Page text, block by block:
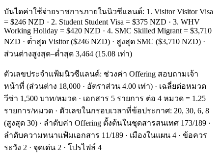
บันไดค่าใช้จ่ายราชการภายในนิวซีแลนด์: 1. Visitor Visitor Visa
= $246 NZD · 2. Student Student Visa = $375 NZD · 3. WHV
Working Holiday = $420 NZD · 4. SMC Skilled Migrant = $3,710
NZD · ต่ำสุด Visitor ($246 NZD) · สูงสุด SMC ($3,710 NZD) ·
ส่วนต่างสูงสุด–ต่ำสุด 3,464 (15.08 เท่า)
ตัวเลขประจำแฟ้มนิวซีแลนด์: ช่วงค่า Offering สอบถามเจ้า
หน้าที่ (ส่วนต่าง 18,000 · อัตราส่วน 4.00 เท่า) · เฉลี่ยต่อหมวด
วีซ่า 1,500 บาท/หมวด · เอกสาร 5 รายการ ต่อ 4 หมวด = 1.25
รายการ/หมวด · ตัวเลขในกรอบเวลาที่ข้อประกาศ: 20, 30, 6, 8
(สูงสุด 30) · ลำดับค่า Offering ตั้งต้นในชุดสารสนเทศ 173/189 ·
ลำดับความหนาแฟ้มเอกสาร 11/189 · เมืองในแผน 4 · ข้อควร
ระวัง 2 · จุดเด่น 2 · โปรไฟล์ 4